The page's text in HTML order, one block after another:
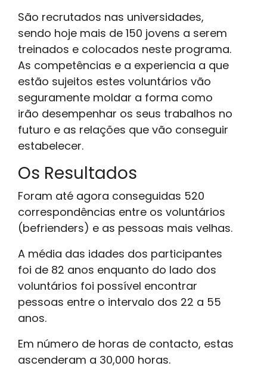
São recrutados nas universidades,
sendo hoje mais de 150 jovens a serem
treinados e colocados neste programa.
As competências e a experiencia a que
estão sujeitos estes voluntários vão
seguramente moldar a forma como
irão desempenhar os seus trabalhos no
futuro e as relações que vão conseguir
estabelecer.
Os Resultados
Foram até agora conseguidas 520
correspondências entre os voluntários
(befrienders) e as pessoas mais velhas.
A média das idades dos participantes
foi de 82 anos enquanto do lado dos
voluntários foi possível encontrar
pessoas entre o intervalo dos 22 a 55
anos.
Em número de horas de contacto, estas
ascenderam a 30,000 horas.